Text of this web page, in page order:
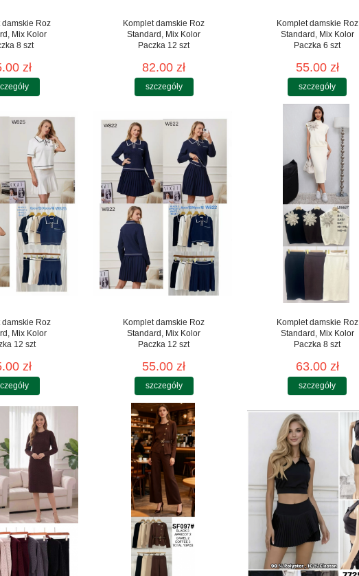
damskie Roz
Mix Kolor
8 szt
zł
Komplet damskie Roz
Standard, Mix Kolor
Paczka 12 szt
82.00 zł
szczegóły
Komplet damskie Roz
Standard, Mix Kolor
Paczka 6 szt
55.00 zł
szczegóły
damskie Roz
Mix Kolor
12 szt
zł
Komplet damskie Roz
Standard, Mix Kolor
Paczka 12 szt
55.00 zł
szczegóły
Komplet damskie Roz
Standard, Mix Kolor
Paczka 8 szt
63.00 zł
szczegóły